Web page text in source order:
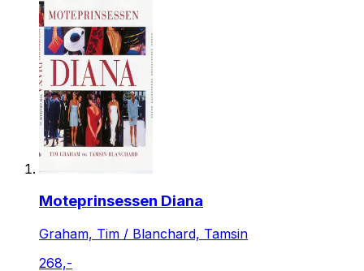
Moteprinsessen Diana
Graham, Tim / Blanchard, Tamsin
268,-